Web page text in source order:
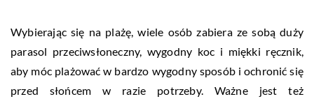
Wybierając się na plażę, wiele osób zabiera ze sobą duży
parasol przeciwsłoneczny, wygodny koc i miękki ręcznik,
aby móc plażować w bardzo wygodny sposób i ochronić się
przed słońcem w razie potrzeby. Ważne jest też